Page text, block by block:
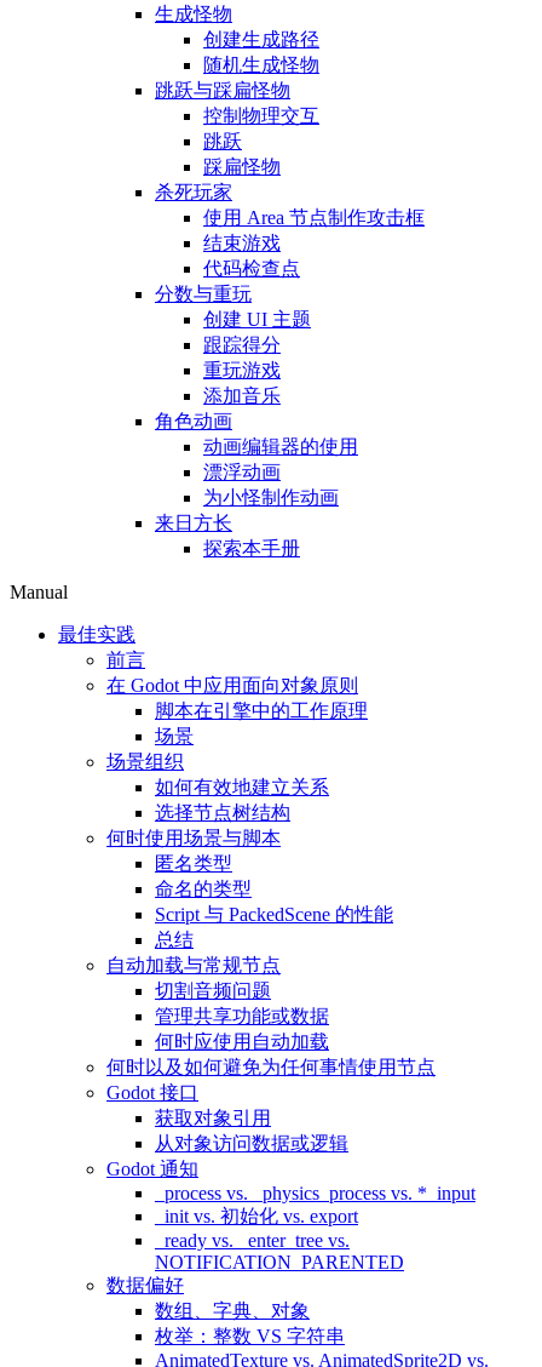
生成怪物
创建生成路径
随机生成怪物
跳跃与踩扁怪物
控制物理交互
跳跃
踩扁怪物
杀死玩家
使用 Area 节点制作攻击框
结束游戏
代码检查点
分数与重玩
创建 UI 主题
跟踪得分
重玩游戏
添加音乐
角色动画
动画编辑器的使用
漂浮动画
为小怪制作动画
来日方长
探索本手册
Manual
最佳实践
前言
在 Godot 中应用面向对象原则
脚本在引擎中的工作原理
场景
场景组织
如何有效地建立关系
选择节点树结构
何时使用场景与脚本
匿名类型
命名的类型
Script 与 PackedScene 的性能
总结
自动加载与常规节点
切割音频问题
管理共享功能或数据
何时应使用自动加载
何时以及如何避免为任何事情使用节点
Godot 接口
获取对象引用
从对象访问数据或逻辑
Godot 通知
_process vs. _physics_process vs. *_input
_init vs. 初始化 vs. export
_ready vs. _enter_tree vs.
NOTIFICATION_PARENTED
数据偏好
数组、字典、对象
枚举：整数 VS 字符串
AnimatedTexture vs. AnimatedSprite2D vs.